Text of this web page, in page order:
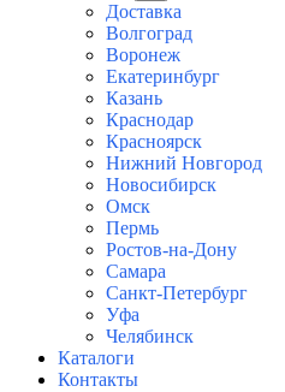
Доставка
Волгоград
Воронеж
Екатеринбург
Казань
Краснодар
Красноярск
Нижний Новгород
Новосибирск
Омск
Пермь
Ростов-на-Дону
Самара
Санкт-Петербург
Уфа
Челябинск
Каталоги
Контакты